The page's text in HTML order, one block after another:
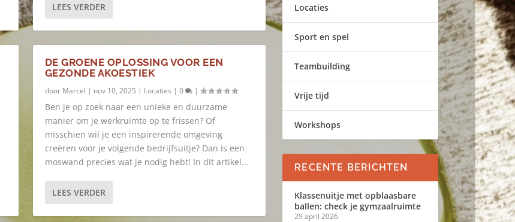
LEES VERDER
DE GROENE OPLOSSING VOOR EEN
GEZONDE AKOESTIEK
door Marcel | nov 10, 2025 | Locaties | 0 |
Ben je op zoek naar een unieke en duurzame
manier om je werkruimte op te frissen? Of
misschien wil je een inspirerende omgeving
creëren voor je volgende bedrijfsuitje? Dan is een
moswand precies wat je nodig hebt! In dit artikel...
LEES VERDER
Locaties
Sport en spel
Teambuilding
Vrije tijd
Workshops
RECENTE BERICHTEN
Klassenuitje met opblaasbare
ballen: check je gymzaalruimte
29 april 2026